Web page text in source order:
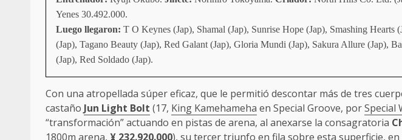
Yenes 30.492.000.
Luego llegaron: T O Keynes (Jap), Shamal (Jap), Sunrise Hope (Jap), Smashing Hearts
(Jap), Tagano Beauty (Jap), Red Galant (Jap), Gloria Mundi (Jap), Sakura Allure (Jap),
(Jap), Red Soldado (Jap).
Con una atropellada súper eficaz, que le permitió descontar más de tres
castaño Jun Light Bolt (17, King Kamehameha en Special Groove, porSpecial
“transformación” actuando en pistas de arena, al anexarse la consagratoria
1800m arena, ¥ 232.920.000), su tercer triunfo en fila sobre esta superficie,